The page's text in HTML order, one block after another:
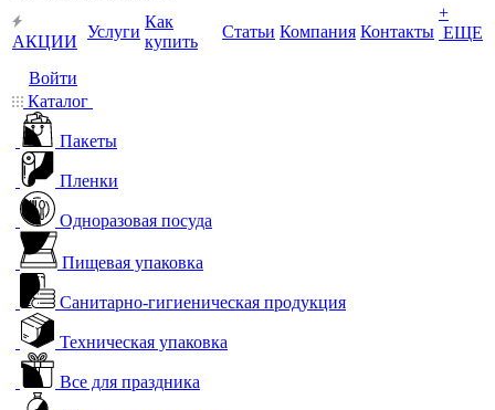
АКЦИИ
Услуги
Как
купить
Статьи Компания Контакты
+
ЕЩЕ
Войти
Каталог
Пакеты
Пленки
Одноразовая посуда
Пищевая упаковка
Санитарно-гигиеническая продукция
Техническая упаковка
Все для праздника